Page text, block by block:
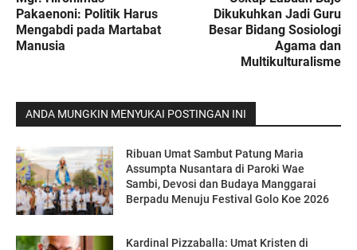
Pakaenoni: Politik Harus
Mengabdi pada Martabat
Manusia
Dikukuhkan Jadi Guru
Besar Bidang Sosiologi
Agama dan
Multikulturalisme
ANDA MUNGKIN MENYUKAI POSTINGAN INI
Ribuan Umat Sambut Patung Maria
Assumpta Nusantara di Paroki Wae
Sambi, Devosi dan Budaya Manggarai
Berpadu Menuju Festival Golo Koe 2026
Kardinal Pizzaballa: Umat Kristen di